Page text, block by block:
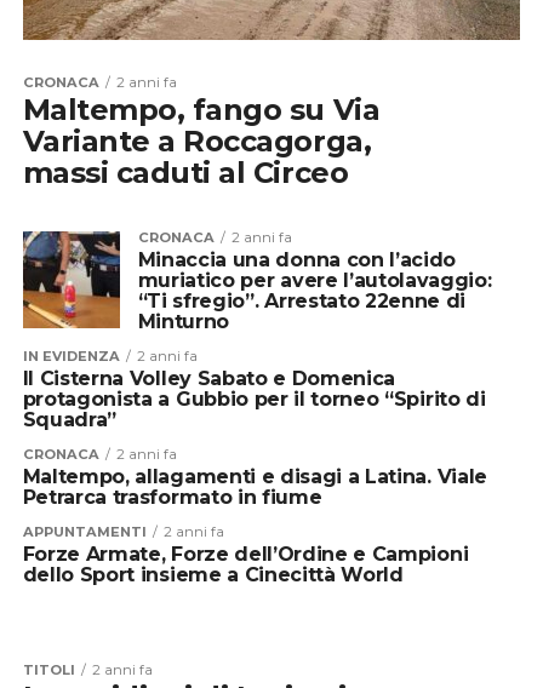
CRONACA 2 anni fa
Maltempo, fango su Via
Variante a Roccagorga,
massi caduti al Circeo
CRONACA 2 anni fa
Minaccia una donna con l’acido
muriatico per avere l’autolavaggio:
“Ti sfregio”. Arrestato 22enne di
Minturno
IN EVIDENZA 2 anni fa
Il Cisterna Volley Sabato e Domenica
protagonista a Gubbio per il torneo “Spirito di
Squadra”
CRONACA 2 anni fa
Maltempo, allagamenti e disagi a Latina. Viale
Petrarca trasformato in fiume
APPUNTAMENTI 2 anni fa
Forze Armate, Forze dell’Ordine e Campioni
dello Sport insieme a Cinecittà World
TITOLI 2 anni fa